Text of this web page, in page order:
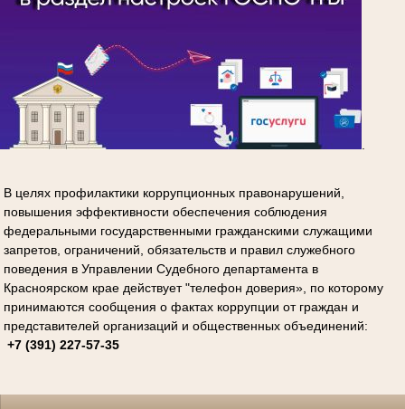
.
В целях профилактики коррупционных правонарушений,
повышения эффективности обеспечения соблюдения
федеральными государственными гражданскими служащими
запретов, ограничений, обязательств и правил служебного
поведения в Управлении Судебного департамента в
Красноярском крае действует "телефон доверия», по которому
принимаются сообщения о фактах коррупции от граждан и
представителей организаций и общественных объединений:
+7 (391) 227-57-35